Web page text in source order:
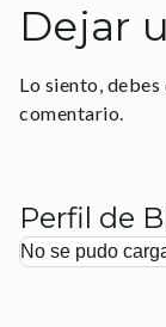
Dejar
Lo siento, debes
comentario.
Perfil de
No se pudo